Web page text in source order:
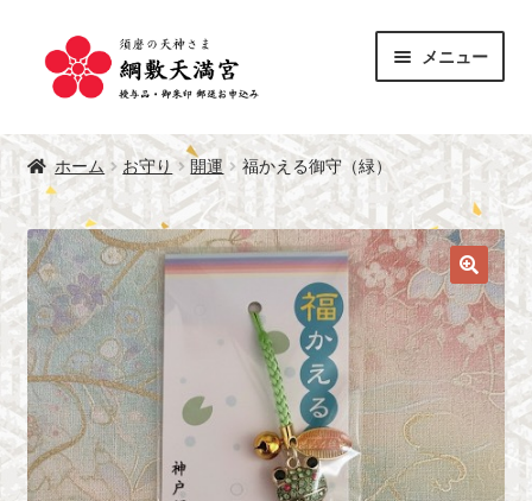
ー
シ
ン
へ
ス
キ
ッ
プ
ン
ツ
ス
キ
ッ
プ
メニュー
授与品
ブ
ニ
ュ
ー
を
展
開
御朱印
ブ
メ
ニ
ュ
ー
を
展
開
綱敷天満宮 公式サイト
ホーム お守り 開運 福かえる御守（緑）